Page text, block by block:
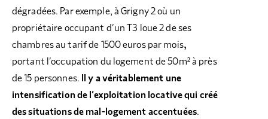
dégradées. Par exemple, à Grigny 2 où un
propriétaire occupant d’un T3 loue 2 de ses
chambres au tarif de 1500 euros par mois,
portant l’occupation du logement de 50m² à près
de 15 personnes. Il y a véritablement une
intensification de l’exploitation locative qui créé
des situations de mal-logement accentuées.